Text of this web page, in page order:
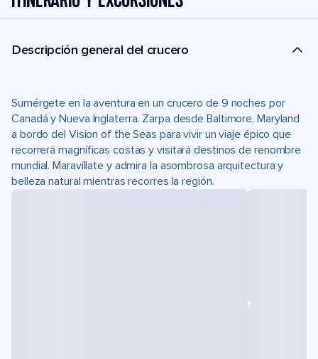
Descripción general del crucero
Sumérgete en la aventura en un crucero de 9 noches por
Canadá y Nueva Inglaterra. Zarpa desde Baltimore, Maryland
a bordo del Vision of the Seas para vivir un viaje épico que
recorrerá magníficas costas y visitará destinos de renombre
mundial. Maravíllate y admira la asombrosa arquitectura y
belleza natural mientras recorres la región.